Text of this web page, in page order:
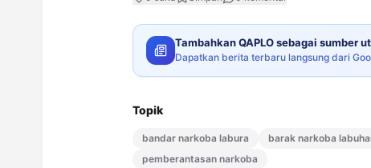
Tambahkan QAPLO sebagai sumber
Dapatkan berita terbaru langsung dari
Topik
bandar narkoba labura barak narkoba
pemberantasan narkoba